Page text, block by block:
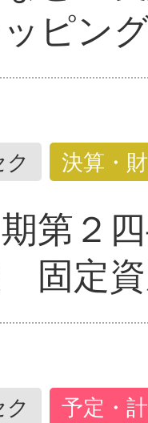
ピン
決算・
期第２
固定
予定・